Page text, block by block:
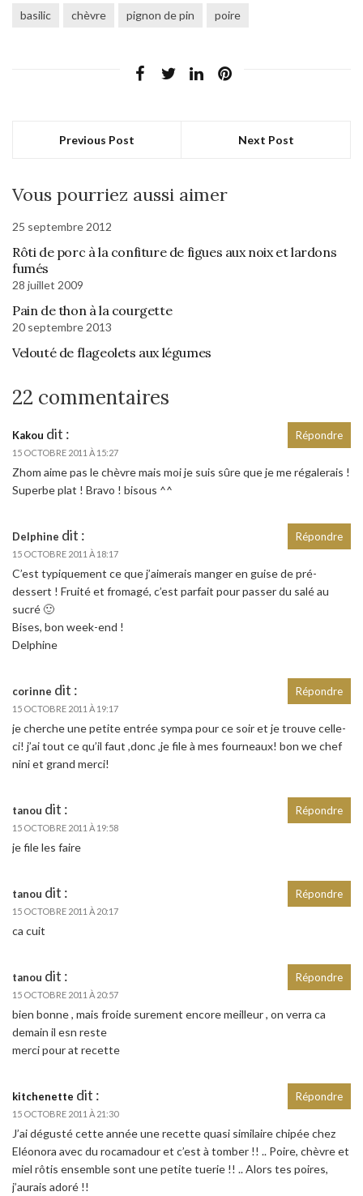
basilic chèvre pignon de pin poire
Previous Post Next Post
Vous pourriez aussi aimer
25 septembre 2012
Rôti de porc à la confiture de figues aux noix et lardons
fumés
28 juillet 2009
Pain de thon à la courgette
20 septembre 2013
Velouté de flageolets aux légumes
22 commentaires
Kakou dit :
15 OCTOBRE 2011 À 15:27
Zhom aime pas le chèvre mais moi je suis sûre que je me régalerais !
Superbe plat ! Bravo ! bisous ^^
Répondre
Delphine dit :
15 OCTOBRE 2011 À 18:17
C’est typiquement ce que j’aimerais manger en guise de pré-
dessert ! Fruité et fromagé, c’est parfait pour passer du salé au
sucré 🙂
Bises, bon week-end !
Delphine
Répondre
corinne dit :
15 OCTOBRE 2011 À 19:17
je cherche une petite entrée sympa pour ce soir et je trouve celle-
ci! j’ai tout ce qu’il faut ,donc ,je file à mes fourneaux! bon we chef
nini et grand merci!
Répondre
tanou dit :
15 OCTOBRE 2011 À 19:58
je file les faire
Répondre
tanou dit :
15 OCTOBRE 2011 À 20:17
ca cuit
Répondre
tanou dit :
15 OCTOBRE 2011 À 20:57
bien bonne , mais froide surement encore meilleur , on verra ca
demain il esn reste
merci pour at recette
Répondre
kitchenette dit :
15 OCTOBRE 2011 À 21:30
J’ai dégusté cette année une recette quasi similaire chipée chez
Eléonora avec du rocamadour et c’est à tomber !! .. Poire, chèvre et
miel rôtis ensemble sont une petite tuerie !! .. Alors tes poires,
j’aurais adoré !!
Répondre